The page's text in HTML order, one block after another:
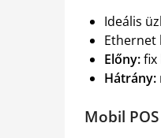
Ideális
Ethernet
Előny:fix
Hátrány:
Mobil